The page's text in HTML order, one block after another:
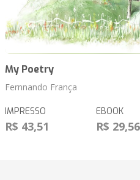
My Poetry
Fernnando França
IMPRESSO
R$ 43,51
EBOOK
R$ 29,56